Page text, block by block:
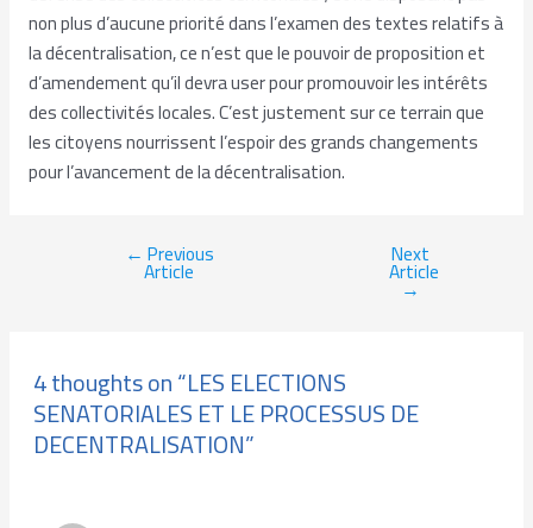
non plus d’aucune priorité dans l’examen des textes relatifs à
la décentralisation, ce n’est que le pouvoir de proposition et
d’amendement qu’il devra user pour promouvoir les intérêts
des collectivités locales. C’est justement sur ce terrain que
les citoyens nourrissent l’espoir des grands changements
pour l’avancement de la décentralisation.
← Previous
Article
Next
Article
→
4 thoughts on “LES ELECTIONS
SENATORIALES ET LE PROCESSUS DE
DECENTRALISATION”